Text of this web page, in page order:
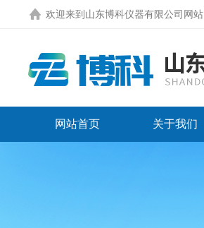
欢迎来到 山东博科仪器有限公司网站
网站首页 关于我们